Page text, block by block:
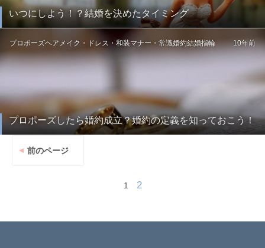
いつにしよう！？結婚を決めたタイミング
プロポーズしたら婚約成立？婚約の定義を知っておこう！
プロポーズヘアメイク・ドレス・和装マナー・常識婚約結婚指輪 10年前
前のページ
1 2